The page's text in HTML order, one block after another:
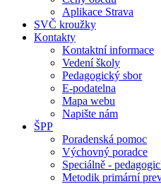
Aplikace Strava
SVČ kroužky
Kontakty
Kontaktní informace
Vedení školy
Pedagogický sbor
E-podatelna
Mapa webu
Napište nám
ŠPP
Poradenská pomoc
Výchovný poradce
Speciálně -
Metodik primární